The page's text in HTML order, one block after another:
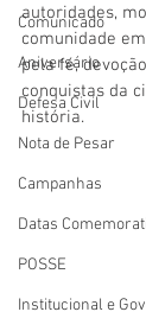
Comunicado
Aniversário
Defesa Civil
Nota de Pesar
Campanhas
Datas
POSSE
Institucional e
autoridades,
comunidade
pela fé,
conquistas da
história.